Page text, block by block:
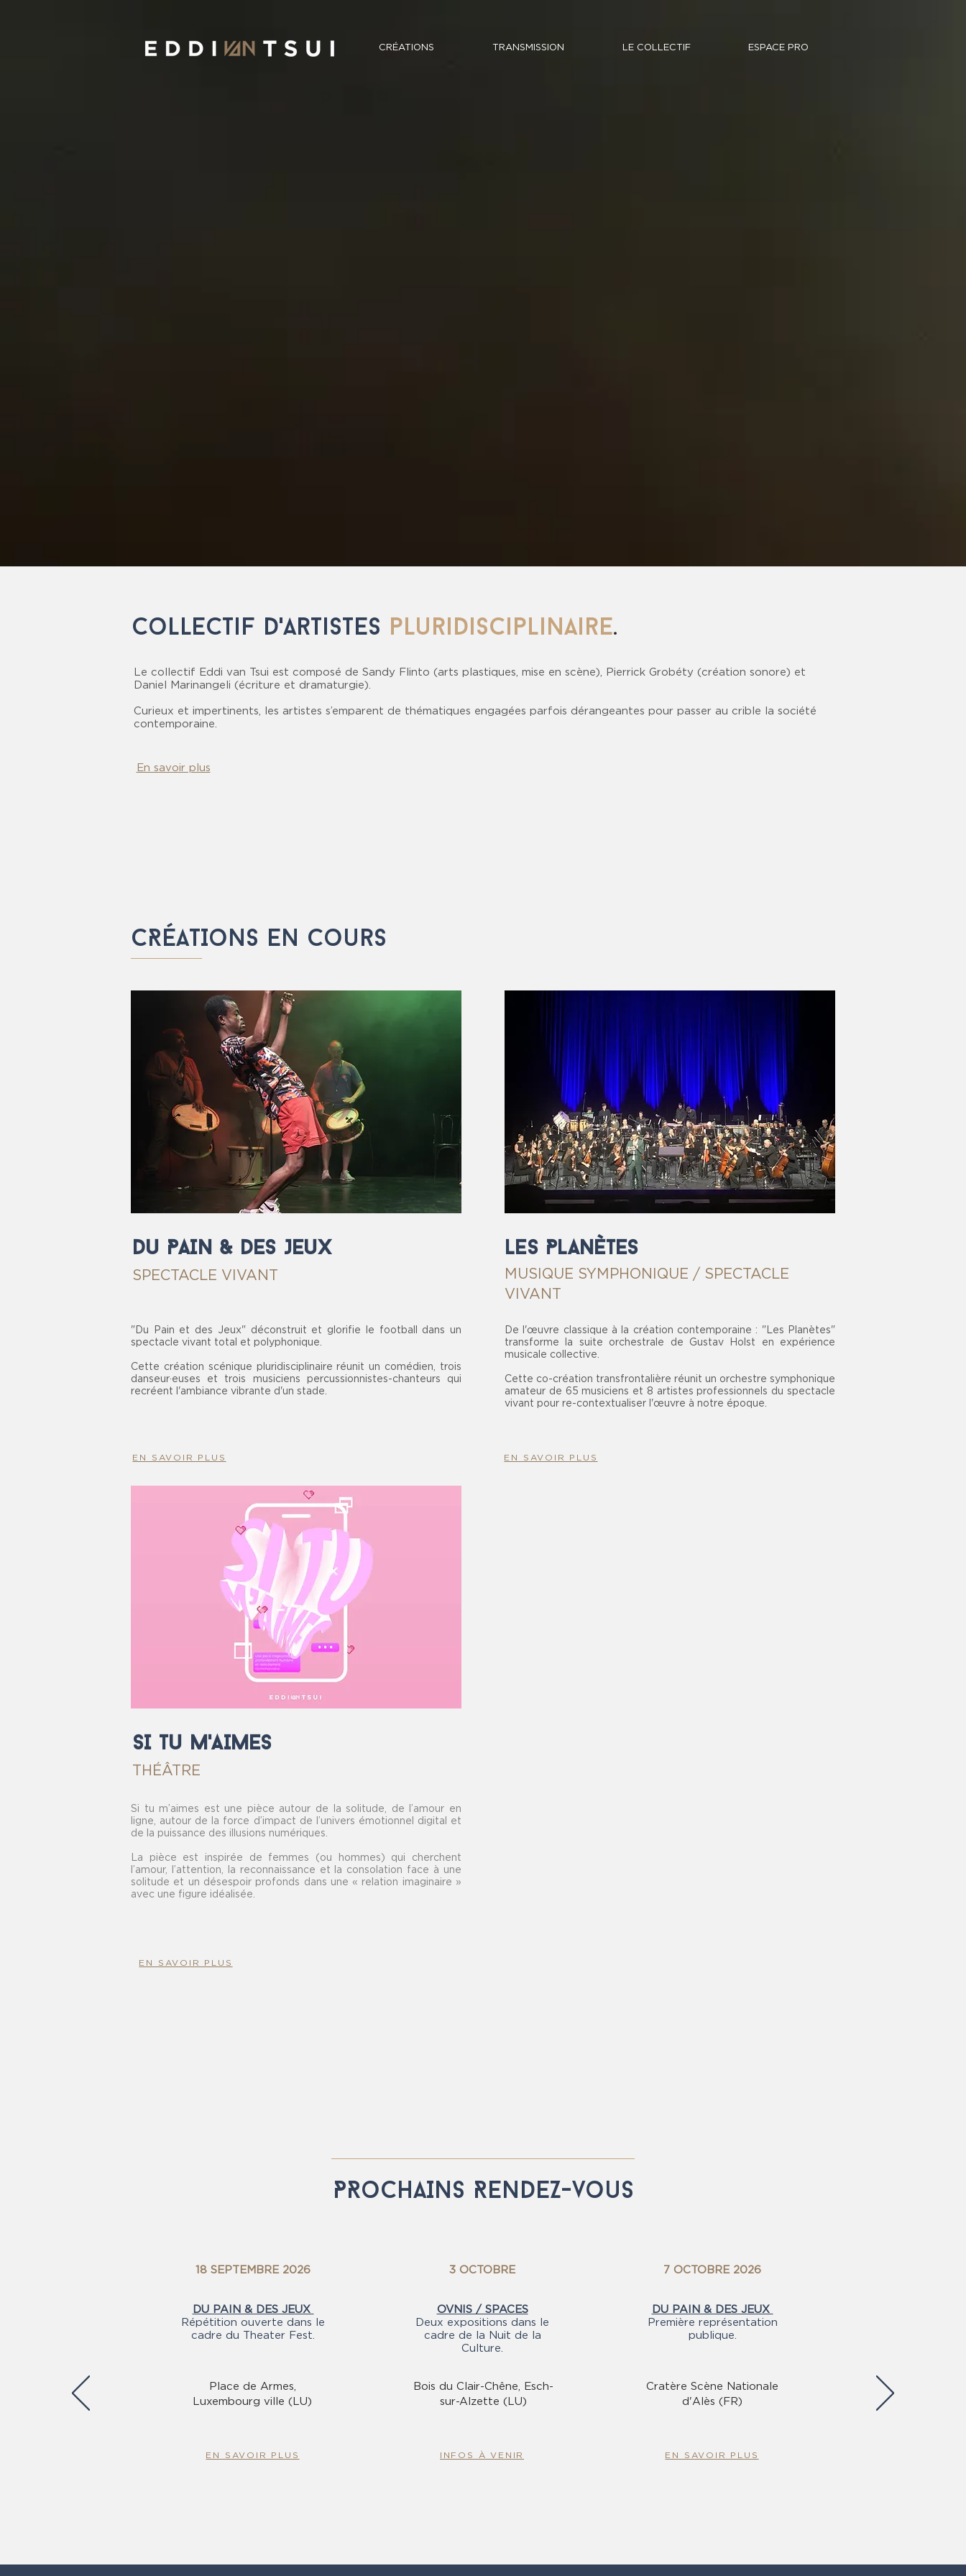
CRÉATIONS TRANSMISSION LE COLLECTIF ESPACE PRO
collectif d'artistes pluridisciplinaire.
Le collectif Eddi van Tsui est composé de Sandy Flinto (arts plastiques, mise en scène), Pierrick Grobéty (création sonore) et
Daniel Marinangeli (écriture et dramaturgie).
Curieux et impertinents, les artistes s’emparent de thématiques engagées parfois dérangeantes pour passer au crible la société
contemporaine.
En savoir plus
CRÉATIons en cours
Du PAIN & DES JEuX
SPECTACLE VIVANT
"Du Pain et des Jeux" déconstruit et glorifie le football dans un
spectacle vivant total et polyphonique.
Cette création scénique pluridisciplinaire réunit un comédien, trois
danseur·euses et trois musiciens percussionnistes-chanteurs qui
recréent l'ambiance vibrante d'un stade.
EN SAVOIR PLUS
LES PLANÈTES
MUSIQUE SYMPHONIQUE / SPECTACLE
VIVANT
De l'œuvre classique à la création contemporaine : "Les Planètes"
transforme la suite orchestrale de Gustav Holst en expérience
musicale collective.
Cette co-création transfrontalière réunit un orchestre symphonique
amateur de 65 musiciens et 8 artistes professionnels du spectacle
vivant pour re-contextualiser l'œuvre à notre époque.
EN SAVOIR PLUS
SI Tu M'AIMES
THÉÂTRE
Si tu m’aimes est une pièce autour de la solitude, de l’amour en
ligne, autour de la force d’impact de l’univers émotionnel digital et
de la puissance des illusions numériques.
La pièce est inspirée de femmes (ou hommes) qui cherchent
l’amour, l’attention, la reconnaissance et la consolation face à une
solitude et un désespoir profonds dans une « relation imaginaire »
avec une figure idéalisée.
EN SAVOIR PLUS
PRoCHAINS RENDEZ-vouS
18 SEPTEMBRE 2026
DU PAIN & DES JEUX
Répétition ouverte dans le
cadre du Theater Fest.
Place de Armes,
Luxembourg ville (LU)
EN SAVOIR PLUS
3 OCTOBRE
OVNIS / SPACES
Deux expositions dans le
cadre de la Nuit de la
Culture.
Bois du Clair-Chêne, Esch-
sur-Alzette (LU)
INFOS À VENIR
7 OCTOBRE 2026
DU PAIN & DES JEUX
Première représentation
publique.
Cratère Scène Nationale
d'Alès (FR)
EN SAVOIR PLUS